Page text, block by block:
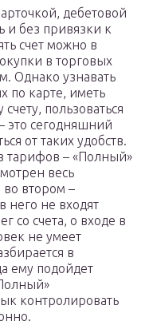
дебетовой
и без привязки к
счет можно в
в торговых
Однако узнавать
по карте, иметь
пользоваться
это сегодняшний
от таких удобств.
тарифов – «Полный»
весь
втором –
него не входят
со счета, о входе в
не умеет
в
ему подойдет
контролировать